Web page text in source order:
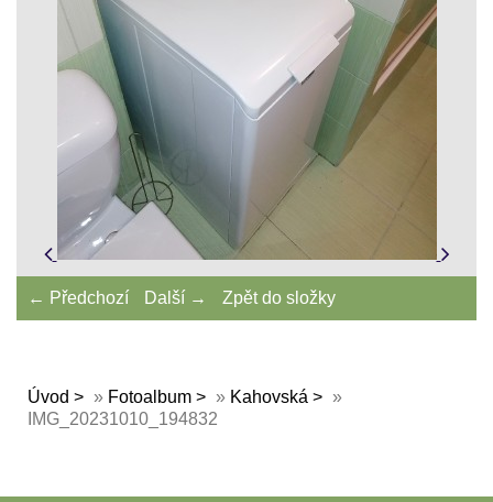
← Předchozí Další → Zpět do složky
Úvod » Fotoalbum » Kahovská
»
IMG_20231010_194832